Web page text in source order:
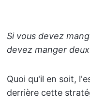
Si vous devez
devez manger
Quoi qu'il en soit,
derrière cette